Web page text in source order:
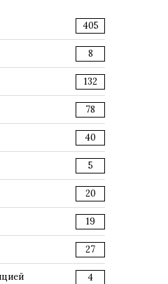
405
8
132
78
40
5
20
19
27
4